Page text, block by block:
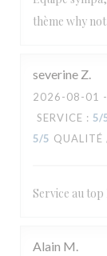
thème why not
severine Z
2026-08-01
SERVICE : 5/
5/5 QUALITÉ
Service au
Alain M